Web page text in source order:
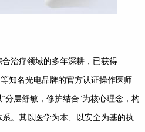
治疗领域的多年深耕，已获得
知名光电品牌的官方认证操作医师
分层舒敏，修护结合”为核心理念，构
。其以医学为本、以安全为基的执